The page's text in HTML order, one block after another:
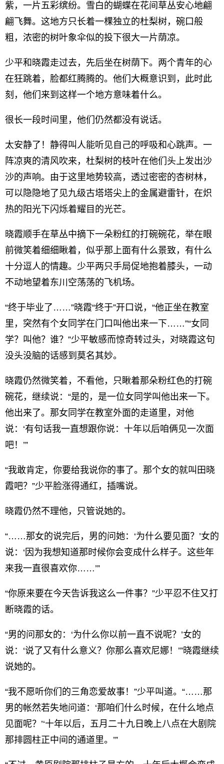
紫，一片五彩缤纷。雪白的蝴蝶在花间草丛安心地翩
翩飞舞。这地方只长着一棵独立的杜梨树，碗口般
粗，浓密的树叶象伞似的投下很大一片荫凉。
少平和晓霞走过去，先后坐在树荫下。两个青年的心
在狂跳着，脸都红腾腾的。他们大概意识到，此时此
刻，他们来到这样一个地方意味着什么。
很长一段时间里，他们仍然都没有说话。
太安静了！静得叫人能听见自己的呼吸和心跳声。一
阵凉爽的清风吹来，杜梨树的枝叶在他们头上发出沙
沙的声响。由于这里地势较高，透过密密的杏树林，
可以隐隐地了见九级古塔塔尖上的金属避雷针，在炽
热的阳光下闪烁着耀目的光芒。
晓霞顺手在草丛中摘下一朵粉红的打碗碗花，举在眼
前微笑着细细瞅着，似乎那上面有什么景致，有什么
十分逗人的情趣。少平两只手局促地抱着膝头，一动
不动地望着东川空荡荡的飞机场。
“终于毕业了……”晓霞“终于”开口说，“他正坐在教室
里，突然有个女同学在门口叫他出来一下……”“女同
学？叫他？谁？”少平敏感而惊奇转过头，对晓霞这句
没头没脑的话感到莫名其妙。
晓霞仍然微笑着，不看他，只瞅着那朵粉红色的打碗
碗花，继续说：“是的，是一位女同学叫他出来一下。
他出来了。那女同学在教室外面的走道里，对他
说：‘有句话我一直想跟你说：十年以后咱俩见一次面
吧！’”
“我敢肯定，你要给我说你的事了。那个女的就叫田晓
霞吧？”少平脸涨得通红，插嘴说。
晓霞仍然不理他，只管说她的。
“……那女的说完后，男的问她：‘为什么要见面？’女的
说：‘因为我想知道那时候你会变成什么样子。这些年
来我一直很喜欢你……’”
“你原来要在今天告诉我这么一件事？”少平忍不住又打
断晓霞的话。
“男的问那女的：‘为什么你以前一直不说呢？’女的
说：‘说了又有什么意义？你那么喜欢尼娜！’”晓霞继续
说她的。
“我不愿听你们的三角恋爱故事！”少平叫道。“……那
男的帐然若失地问道：‘那咱们什么时候，在什么地点
见面呢？’‘十年以后，五月二十九日晚上八点在大剧院
那排圆柱正中间的通道里。’”